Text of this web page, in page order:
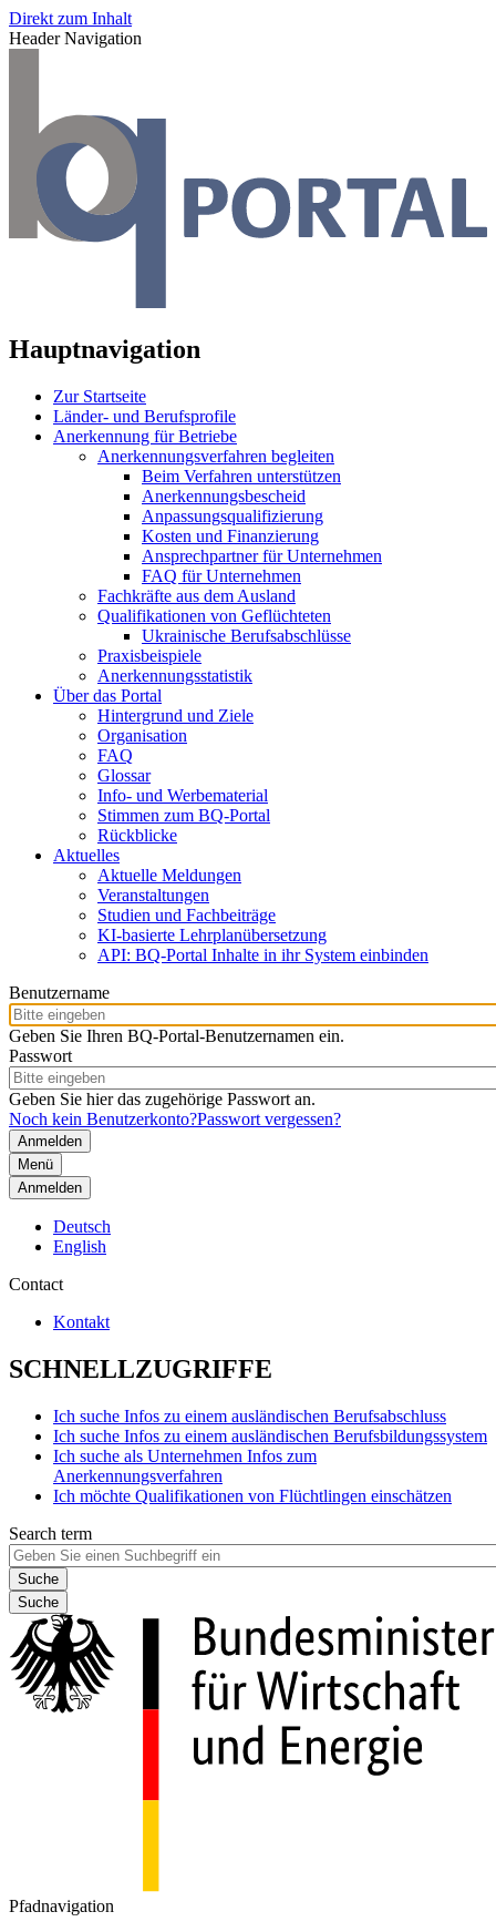
Direkt zum Inhalt
Header Navigation
Hauptnavigation
Zur Startseite
Länder- und Berufsprofile
Anerkennung für Betriebe
Anerkennungsverfahren begleiten
Beim Verfahren unterstützen
Anerkennungsbescheid
Anpassungsqualifizierung
Kosten und Finanzierung
Ansprechpartner für Unternehmen
FAQ für Unternehmen
Fachkräfte aus dem Ausland
Qualifikationen von Geflüchteten
Ukrainische Berufsabschlüsse
Praxisbeispiele
Anerkennungsstatistik
Über das Portal
Hintergrund und Ziele
Organisation
FAQ
Glossar
Info- und Werbematerial
Stimmen zum BQ-Portal
Rückblicke
Aktuelles
Aktuelle Meldungen
Veranstaltungen
Studien und Fachbeiträge
KI-basierte Lehrplanübersetzung
API: BQ-Portal Inhalte in ihr System einbinden
Benutzername
Geben Sie Ihren BQ-Portal-Benutzernamen ein.
Passwort
Geben Sie hier das zugehörige Passwort an.
Noch kein Benutzerkonto?Passwort vergessen?
Menü
Anmelden
Deutsch
English
Contact
Kontakt
SCHNELLZUGRIFFE
Ich suche Infos zu einem ausländischen Berufsabschluss
Ich suche Infos zu einem ausländischen Berufsbildungssystem
Ich suche als Unternehmen Infos zum
Anerkennungsverfahren
Ich möchte Qualifikationen von Flüchtlingen einschätzen
Search term
Suche
Pfadnavigation